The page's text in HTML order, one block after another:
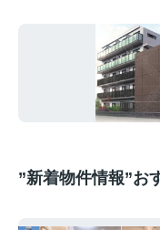
”新着物件情報”お